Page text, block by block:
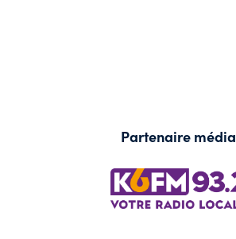
Partenaire média